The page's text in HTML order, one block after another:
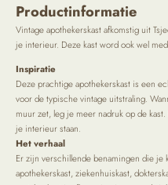
Productinformatie
Vintage apothekerskast afkomstig uit
je interieur. Deze kast word ook wel
Inspiratie
Deze prachtige apothekerskast is een
voor de typische vintage uitstraling.
muur zet, leg je meer nadruk op de
je interieur staan.
Het verhaal
Er zijn verschillende benamingen die je
apothekerskast, ziekenhuiskast,